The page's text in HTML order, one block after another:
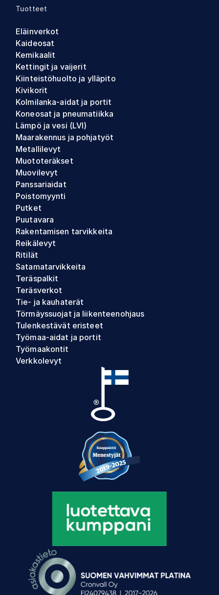
Tuotteet
Eläinverkot
Kaideosat
Kemikaalit
Kettingit ja vaijerit
Kiinteistöhuolto ja ylläpito
Kivikorit
Kolmilanka-aidat ja portit
Koneosat ja pneumatiikka
Lämpö ja vesi (LVI)
Maarakennus ja pohjatyöt
Metallilevyt
Muototeräkset
Muovilevyt
Panssariaidat
Poistomyynti
Putket
Puutavara
Rakentamisen tarvikkeita
Reikälevyt
Ritilät
Satamatarvikkeita
Teräspalkit
Teräsverkot
Tie- ja kauhaterät
Törmäyssuojat ja liikenteenohjaus
Tulenkestävät eristeet
Työmaa-aidat ja portit
Työmaakontit
Verkkolevyt